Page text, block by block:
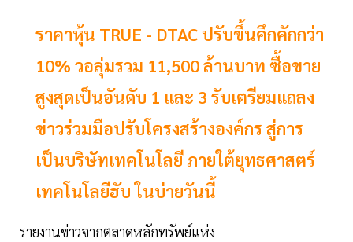
ราคาหุ้น TRUE - DTAC ปรับขึ้นคึกคักกว่า
10% วอลุ่มรวม 11,500 ล้านบาท ซื้อขาย
สูงสุดเป็นอันดับ 1 และ 3 รับเตรียมแถลง
ข่าวร่วมมือปรับโครงสร้างองค์กร สู่การ
เป็นบริษัทเทคโนโลยี ภายใต้ยุทธศาสตร์
เทคโนโลยีฮับ ในบ่ายวันนี้
รายงานข่าวจากตลาดหลักทรัพย์แห่ง